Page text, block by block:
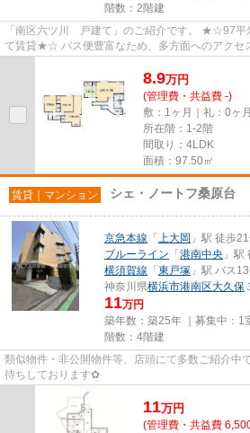
階数：2階建
「南区六ツ川 戸建て」のご紹介です。 ★☆97平
て賃貸★☆ バス便豊富なため、多方面へのアクセ
8.9万円
(管理費・共益費 -)
敷：1ヶ月｜礼：0ヶ月
所在階：1-2階
間取り：4LDK
面積：97.50㎡
賃貸｜マンション シェ・ノートフ桑原台
京急本線 「 上大岡 」駅 徒歩
ブルーライン 「 港南中央 」駅
横須賀線 「 東戸塚 」駅 バス
神奈川県横浜市港南区大久保
11万円
築年数：築25年 ｜募集中： 1
階数：4階建
類似物件・非公開物件等、店頭にて多数ご紹介中
待ちしております✿
11万円
(管理費・共益費